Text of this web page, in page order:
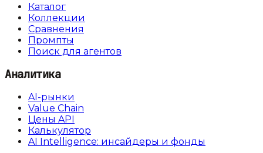
Каталог
Коллекции
Сравнения
Промпты
Поиск для агентов
Аналитика
AI-рынки
Value Chain
Цены API
Калькулятор
AI Intelligence: инсайдеры и фонды